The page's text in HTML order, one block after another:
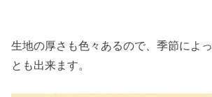
生地の厚さも色々あるので、季節によ
とも出来ます。